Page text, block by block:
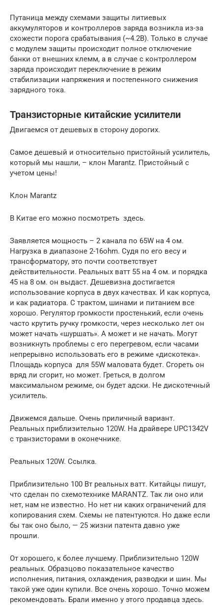
Путаница между схемами защиты литиевых
аккумуляторов и контроллеров заряда возникла из-за
схожести порога срабатывания (~4.2В). Только в случае
с модулем защиты происходит полное отключение
банки от внешних клемм, а в случае с контроллером
заряда происходит переключение в режим
стабилизации напряжения и постепенного снижения
зарядного тока.
Транзисторные китайские усилители
Двигаемся от дешевых в сторону дорогих.
Самое дешевый и относительно пристойный усилитель,
который мы нашли, – клон Marantz. Пристойный с
учетом цены!
Клон Marantz
В Китае его можно посмотреть здесь.
Заявляется мощность – 2 канала по 65W на 4 ом.
Нагрузка в диапазоне 2-16ohm. Судя по его весу и
трансформатору, это почти соответствует
действительности. Реальных ватт 55 на 4 ом. и порядка
45 на 8 ом. он выдаст. Дешевизна достигается
использование корпуса в двух качествах. И как корпуса,
и как радиатора. С трактом, шинами и питанием все
хорошо. Регулятор громкости простенький, если очень
часто крутить ручку громкости, через несколько лет он
может начать «шуршать». А может и не начать. Могут
возникнуть проблемы с его перегревом, если часами
непрерывно использовать его в режиме «дискотека».
Площадь корпуса для 55W маловата будет. Сгореть он
вряд ли сгорит, но может. Греться, в долгом
максимальном режиме, он будет адски. Не дискотечный
усилитель.
Движемся дальше. Очень приличный вариант.
Реальных приблизительно 120W. На драйвере UPC1342V
с транзисторами в оконечнике.
Реальных 120W. Ссылка.
Приблизительно 100 Вт реальных ватт. Китайцы пишут,
что сделан по схемотехнике MARANTZ. Так ли оно или
нет, нам не известно. Но нет ни каких ограничений для
копирования схем. Схемы не патентуются. Но даже если
бы так оно было, — 25 жизни патента давно уже
прошли.
От хорошего, к более лучшему. Приблизительно 120W
реальных. Образцово показательное качество
исполнения, питания, охлаждения, разводки и шин. Мы
такой уже один купили. Все очень хорошо. Точно можем
рекомендовать. Брали именно у этого продавца здесь.